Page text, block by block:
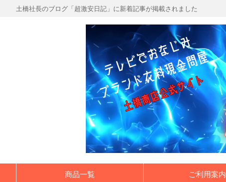
土橋社長のブログ「超激安日記」に新着記事が掲載されました
商品一覧 ご利用案内